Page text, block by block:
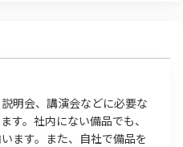
明会、講演会などに必要な
す。社内にない備品でも、
ます。また、自社で備品を